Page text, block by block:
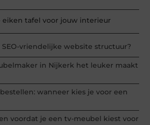
eiken tafel voor jouw interieur
vriendelijke website structuur?
in Nijkerk het leuker maakt
wanneer kies je voor een
voordat je een tv-meubel kiest voor